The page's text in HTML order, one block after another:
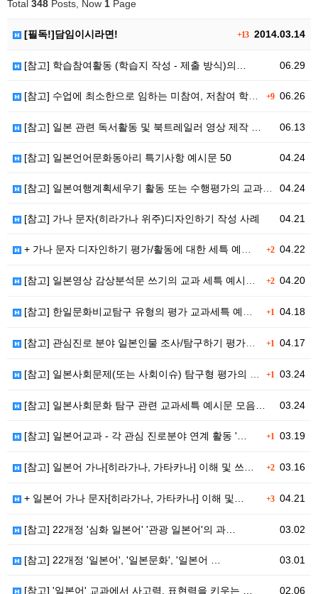
Total 348 Posts, Now 1 Page
+132014.03.14
[필독!]담임이시라면!
06.29
[참고] 학습참여활동 (학습지 작성 - 제출 방식)의…
+906.26
[참고] 수업에 최소한으로 임하는 미참여, 저참여 학생…
06.13
[참고] 일본 관련 독서활동 및 북트레일러 영상 제작 …
04.24
[참고] 일본언어문화동아리 특기사항 예시문 50
04.24
[참고] 일본여행계획세우기 활동 또는 수행평가의 교과세…
04.21
[참고] 가나 문자(히라가나 위주)디자인하기 작성 사례
+204.22
+ 가나 문자 디자인하기 평가/활동에 대한 세특 예시…
+204.20
[참고] 일본영상 감상분석문 쓰기의 교과 세특 예시문 …
+104.18
[참고] 한일문화비교탐구 유형의 평가 교과세특 예시문…
+104.17
[참고] 관심진로 분야 일본인물 조사/탐구하기 평가의…
+103.24
[참고] 일본사회문제(또는 사회이슈) 탐구형 평가의 교…
03.24
[참고] 일본사회문화 탐구 관련 교과세특 예시문 모음…
+103.19
[참고] 일본어교과 - 각 관심 진로분야 연계 활동 '…
+203.16
[참고] 일본어 가나[히라가나, 가타카나] 이해 및 쓰…
+304.21
+ 일본어 가나 문자[히라가나, 가타카나] 이해 및…
03.02
[참고] 22개정 '심화 일본어' '관광 일본어'의 과…
03.01
[참고] 22개정 '일본어', '일본문화', '일본어 …
02.06
[참고] '일본어' 교과에서 사고력, 표현력을 키우는 …